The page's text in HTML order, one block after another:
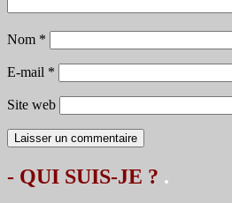
Nom *
E-mail *
Site web
- QUI SUIS-JE ? .